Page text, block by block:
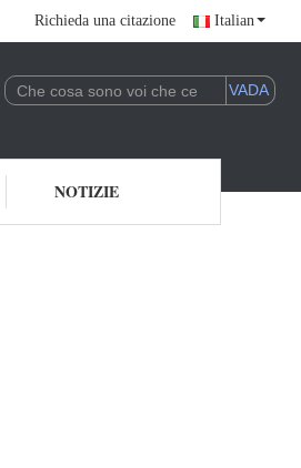
Richieda una citazione Italian
NOTIZIE